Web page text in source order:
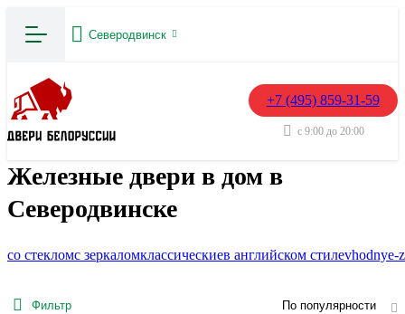
Северодвинск
+7 (495) 859-31-59
с 9:00 до 20:00
Железные двери в дом в
Северодвинске
со стекломс зеркаломклассическиев английском стилеvhodnye-
Фильтр По популярности